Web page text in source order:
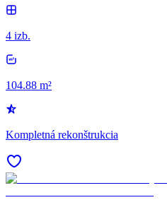
4 izb.
104.88 m²
Kompletná rekonštrukcia